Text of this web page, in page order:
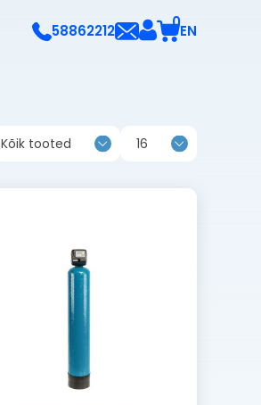
58862212 0EN
Kõik tooted 16